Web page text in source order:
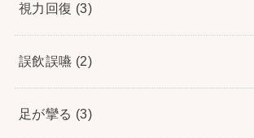
視力回復 (3)
誤飲誤嚥 (2)
足が攣る (3)